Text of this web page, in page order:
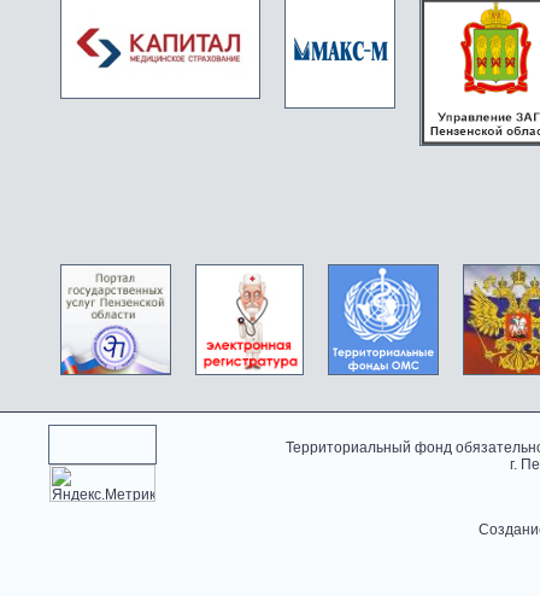
Территориальный фонд
г.